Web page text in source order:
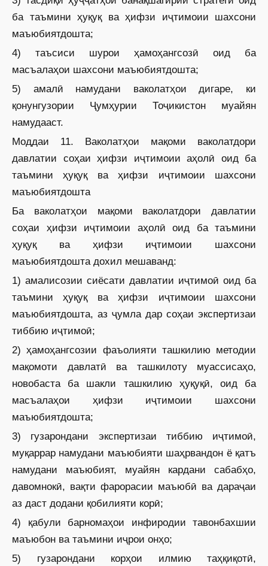
ба таъмини ҳуқуқ ва ҳифзи иҷтимоии шахсони
маъюбиятдошта;
4) таъсиси шурои ҳамоҳангсозӣ оид ба
масъалаҳои шахсони маъюбиятдошта;
5) амалӣ намудани ваколатҳои дигаре, ки
қонунгузории Ҷумҳурии Тоҷикистон муайян
намудааст.
Моддаи 11. Ваколатҳои мақоми ваколатдори
давлатии соҳаи ҳифзи иҷтимоии аҳолӣ оид ба
таъмини ҳуқуқ ва ҳифзи иҷтимоии шахсони
маъюбиятдошта
Ба ваколатҳои мақоми ваколатдори давлатии
соҳаи ҳифзи иҷтимоии аҳолӣ оид ба таъмини
ҳуқуқ ва ҳифзи иҷтимоии шахсони
маъюбиятдошта дохил мешаванд:
1) амалисозии сиёсати давлатии иҷтимоӣ оид ба
таъмини ҳуқуқ ва ҳифзи иҷтимоии шахсони
маъюбиятдошта, аз ҷумла дар соҳаи экспертизаи
тиббию иҷтимоӣ;
2) ҳамоҳангсозии фаъолияти ташкилию методии
мақомоти давлатӣ ва ташкилоту муассисаҳо,
новобаста ба шакли ташкилию ҳуқуқӣ, оид ба
масъалаҳои ҳифзи иҷтимоии шахсони
маъюбиятдошта;
3) гузарондани экспертизаи тиббию иҷтимоӣ,
муқаррар намудани маъюбияти шаҳрвандон ё қатъ
намудани маъюбият, муайян кардани сабабҳо,
давомнокӣ, вақти фарорасии маъюбӣ ва дараҷаи
аз даст додани қобилияти корӣ;
4) қабули барномаҳои инфиродии тавонбахшии
маъюбон ва таъмини иҷрои онҳо;
5) гузарондани корҳои илмию таҳқиқотӣ,